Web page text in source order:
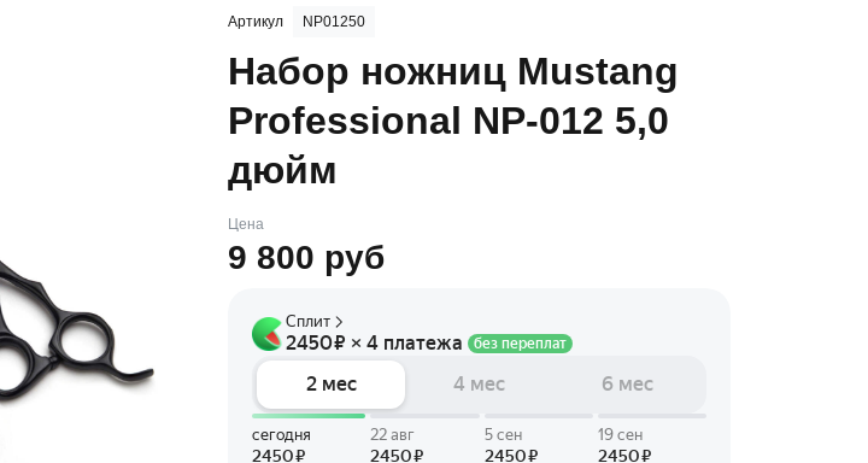
Артикул NP01250
Набор ножниц Mustang
Professional NP-012 5,0
дюйм
Цена
9 800 руб